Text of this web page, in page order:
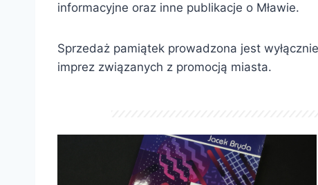
informacyjne oraz inne publikacje o Mławie.
Sprzedaż pamiątek prowadzona jest
imprez związanych z promocją miasta.